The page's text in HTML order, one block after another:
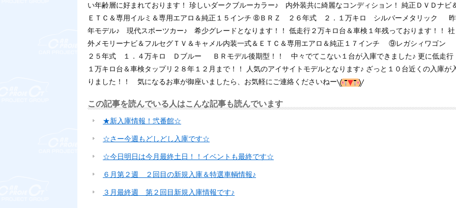
い年齢層に好まれております！ 珍しいダークブルーカラー♪ 内外装共に綺麗なコンディション！ 純正ＤＶＤナビ
ＥＴＣ＆専用イルミ＆専用エアロ＆純正１５インチ ➇ＢＲＺ ２６年式 ２．１万キロ シルバーメタリック
昨
年モデル♪ 現代スポーツカー♪ 希少グレードとなります！！ 低走行２万キロ台＆車検１年残っております！！ 社
外メモリーナビ＆フルセグＴＶ＆キャメル内装一式＆ＥＴＣ＆専用エアロ＆純正１７インチ ⑨レガシィワゴン
２５年式 １．４万キロ Ｄブルー
ＢＲモデル後期型！！ 中々でてこない１台が入庫できました♪ 更に低走行
１万キロ台＆車検タップリ２８年１２月まで！！ 人気のアイサイトモデルとなります♪ ざっと１０台近くの入庫が
りました！！ 気になるお車が御座いましたら、お気軽にご連絡くださいねー
この記事を読んでいる人はこんな記事も読んでいます
★新入庫情報！弐番館☆
☆さー今週もどしどし入庫です☆
☆今日明日は今月最終土日！！イベントも最終です☆
６月第２週 ２回目の新規入庫＆特選車輌情報♪
３月最終週 第２回目新規入庫情報です♪